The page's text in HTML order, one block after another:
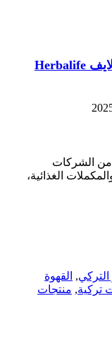
كل ما تريد معرفته عن شركة هيربالايف Herbalife
تُعد شركة هيربالايف Herbalife Nutrition من الشركات
الغذائية،
التركي, القهوة
تركية, منتجات